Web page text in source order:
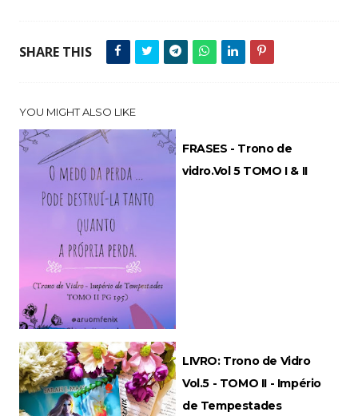
SHARE THIS
YOU MIGHT ALSO LIKE
FRASES - Trono de
vidro.Vol 5 TOMO I & II
LIVRO: Trono de Vidro
Vol.5 - TOMO II - Império
de Tempestades